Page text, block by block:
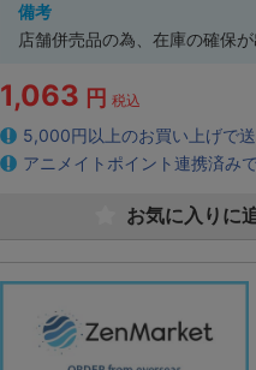
備考
店舗併売品の為、在庫の確保
1,063 円 税込
5,000円以上のお買い上げで送
アニメイトポイント連携済み
お気に入りに